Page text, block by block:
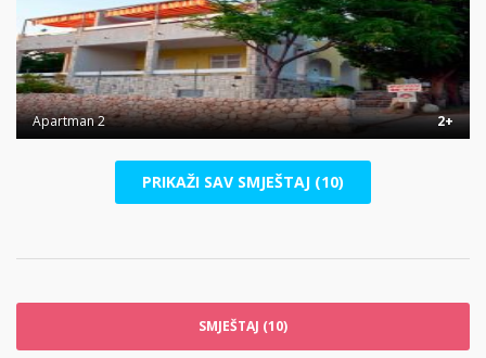
Apartman 2 2+
PRIKAŽI SAV SMJEŠTAJ (10)
SMJEŠTAJ (10)